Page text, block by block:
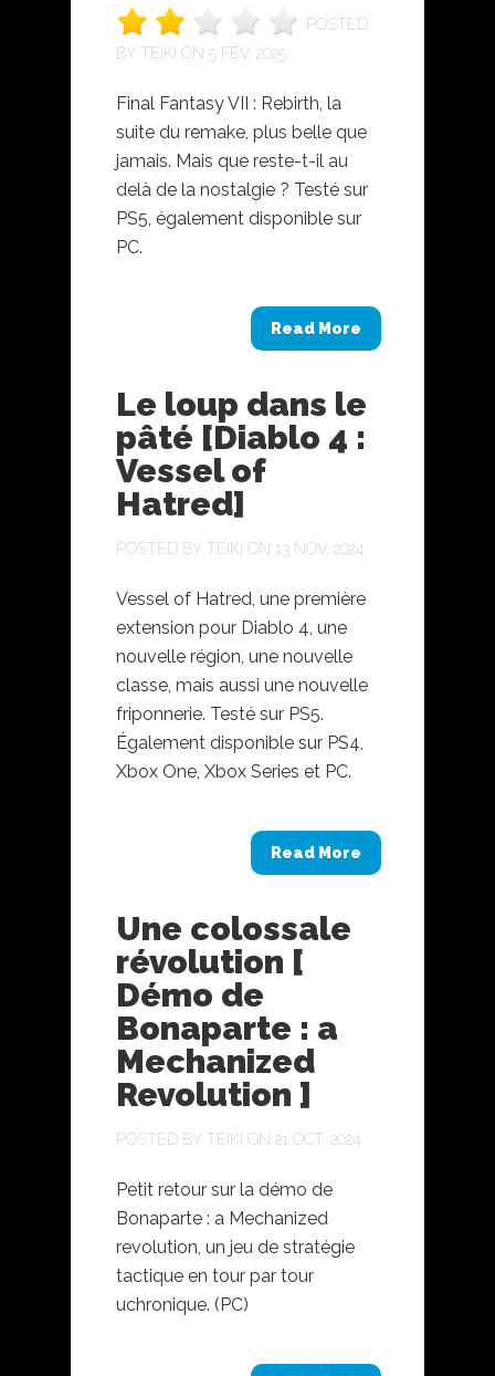
POSTED
BY TEIKI ON 5 FÉV, 2025
Final Fantasy VII : Rebirth, la
suite du remake, plus belle que
jamais. Mais que reste-t-il au
delà de la nostalgie ? Testé sur
PS5, également disponible sur
PC.
Read More
Le loup dans le
pâté [Diablo 4 :
Vessel of
Hatred]
POSTED BY TEIKI ON 13 NOV, 2024
Vessel of Hatred, une première
extension pour Diablo 4, une
nouvelle région, une nouvelle
classe, mais aussi une nouvelle
friponnerie. Testé sur PS5.
Également disponible sur PS4,
Xbox One, Xbox Series et PC.
Read More
Une colossale
révolution [
Démo de
Bonaparte : a
Mechanized
Revolution ]
POSTED BY TEIKI ON 21 OCT, 2024
Petit retour sur la démo de
Bonaparte : a Mechanized
revolution, un jeu de stratégie
tactique en tour par tour
uchronique. (PC)